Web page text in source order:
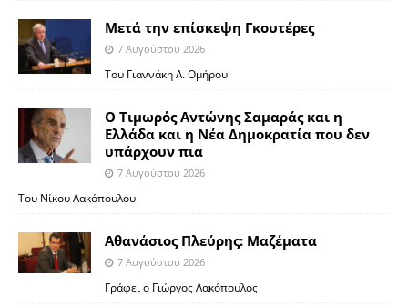
Μετά την επίσκεψη Γκουτέρες
7 Αυγούστου 2026
Του Γιαννάκη Λ. Ομήρου
Ο Τιμωρός Αντώνης Σαμαράς και η
Ελλάδα και η Νέα Δημοκρατία που δεν
υπάρχουν πια
7 Αυγούστου 2026
Του Νίκου Λακόπουλου
Αθανάσιος Πλεύρης: Μαζέματα
7 Αυγούστου 2026
Γράφει ο Γιώργος Λακόπουλος